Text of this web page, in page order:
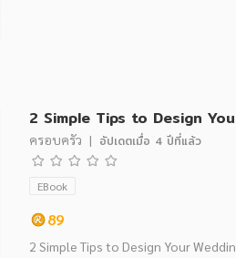
2 Simple Tips to Design
ครอบครัว | อัปเดตเมื่อ 4 ปีที่แล้ว
EBook
89
2 Simple Tips to Design Your